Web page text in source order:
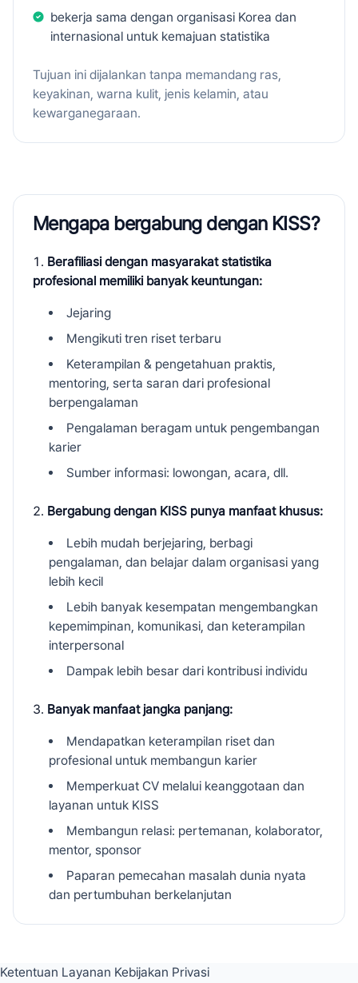
bekerja sama dengan organisasi Korea dan
internasional untuk kemajuan statistika
Tujuan ini dijalankan tanpa memandang ras,
keyakinan, warna kulit, jenis kelamin, atau
kewarganegaraan.
Mengapa bergabung dengan KISS?
Berafiliasi dengan masyarakat statistika
profesional memiliki banyak keuntungan:
Jejaring
Mengikuti tren riset terbaru
Keterampilan & pengetahuan praktis,
mentoring, serta saran dari profesional
berpengalaman
Pengalaman beragam untuk pengembangan
karier
Sumber informasi: lowongan, acara, dll.
Bergabung dengan KISS punya manfaat khusus:
Lebih mudah berjejaring, berbagi
pengalaman, dan belajar dalam organisasi yang
lebih kecil
Lebih banyak kesempatan mengembangkan
kepemimpinan, komunikasi, dan keterampilan
interpersonal
Dampak lebih besar dari kontribusi individu
Banyak manfaat jangka panjang:
Mendapatkan keterampilan riset dan
profesional untuk membangun karier
Memperkuat CV melalui keanggotaan dan
layanan untuk KISS
Membangun relasi: pertemanan, kolaborator,
mentor, sponsor
Paparan pemecahan masalah dunia nyata
dan pertumbuhan berkelanjutan
Ketentuan Layanan Kebijakan Privasi